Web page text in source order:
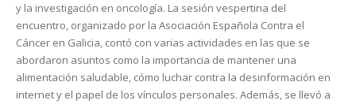
y la investigación en oncología. La sesión vespertina del
encuentro, organizado por la Asociación Española Contra el
Cáncer en Galicia, contó con varias actividades en las que se
abordaron asuntos como la importancia de mantener una
alimentación saludable, cómo luchar contra la desinformación en
internet y el papel de los vínculos personales. Además, se llevó a